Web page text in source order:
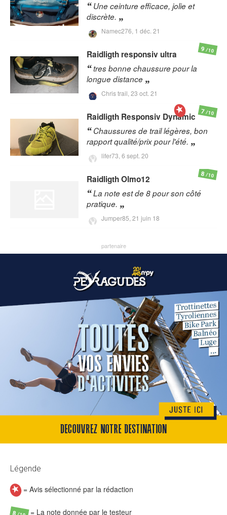
Une ceinture efficace, jolie et
discrète.
Namec276, 1 déc. 21
Raidligth responsiv ultra
tres bonne chaussure pour la
longue distance
Chris trail, 23 oct. 21
9/10
Raidligth Responsiv Dynamic
Chaussures de trail légères, bon
rapport qualité/prix pour l'été.
lifer73, 6 sept. 20
7/10
RaidligthOlmo12
La note est de 8 pour son côté
pratique.
Jumper85, 21 juin 18
8/10
Légende
= Avis sélectionné par la rédaction
8 = La note donnée par le testeur